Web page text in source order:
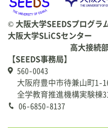
© 大阪大学SEEDSプログラ
大阪大学SLiCSセンター
高大接続
【SEEDS事務局】
560-0043
大阪府豊中市待兼山町1-
全学教育推進機構実験棟
06-6850-8137